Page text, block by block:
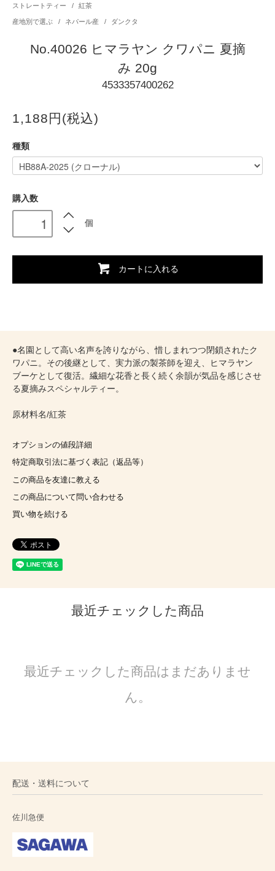
ストレートティー / 紅茶
産地別で選ぶ / ネパール産 / ダンクタ
No.40026 ヒマラヤン クワパニ 夏摘
み 20g
4533357400262
1,188円(税込)
種類
購入数
個
カートに入れる
●名園として高い名声を誇りながら、惜しまれつつ閉鎖されたク
ワパニ。その後継として、実力派の製茶師を迎え、ヒマラヤン
ブーケとして復活。繊細な花香と長く続く余韻が気品を感じさせ
る夏摘みスペシャルティー。
原材料名/紅茶
オプションの値段詳細
特定商取引法に基づく表記（返品等）
この商品を友達に教える
この商品について問い合わせる
買い物を続ける
最近チェックした商品
最近チェックした商品はまだありませ
ん。
配送・送料について
佐川急便